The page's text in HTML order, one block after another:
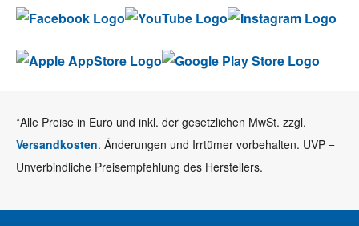
*Alle Preise in Euro und inkl. der gesetzlichen MwSt. zzgl.
Versandkosten. Änderungen und Irrtümer vorbehalten. UVP =
Unverbindliche Preisempfehlung des Herstellers.